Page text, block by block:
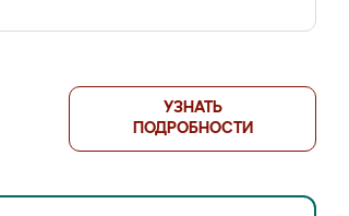
УЗНАТЬ
ПОДРОБНОСТИ